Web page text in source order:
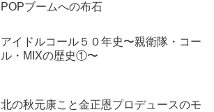
POPブームへの布石
アイドルコール５０年史〜親衛隊・コー
ル・MIXの歴史①〜
北の秋元康こと金正恩プロデュースのモ